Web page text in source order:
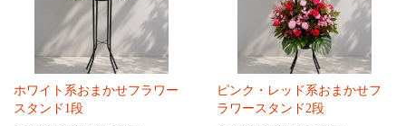
ホワイト系おまかせフラワー
スタンド1段
ピンク・レッド系おまかせフ
ラワースタンド2段